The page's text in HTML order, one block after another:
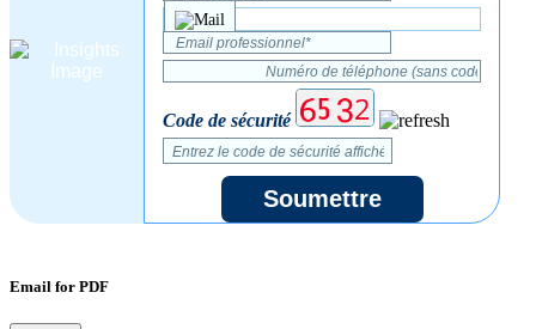
Code de sécurité
Soumettre
Email for PDF